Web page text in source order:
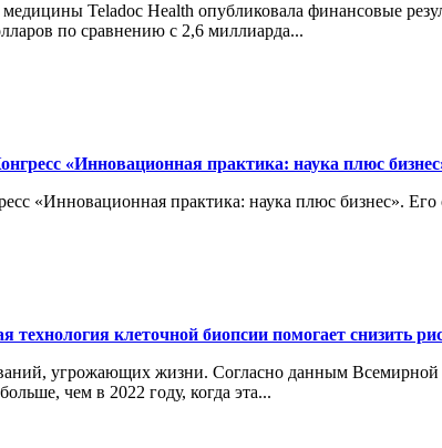
Teladoc Health опубликовала финансовые
по сравнению с 2,6 миллиарда...
«Инновационная практика: наука плюс
«Инновационная практика: наука плюс бизнес».
технология клеточной биопсии помогает снизить
угрожающих жизни. Согласно данным Всемирной
чем в 2022 году, когда эта...